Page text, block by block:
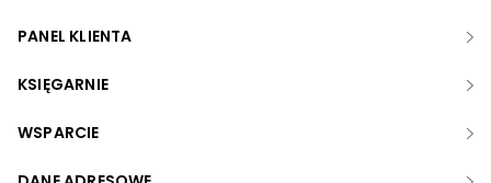
PANEL KLIENTA
KSIĘGARNIE
WSPARCIE